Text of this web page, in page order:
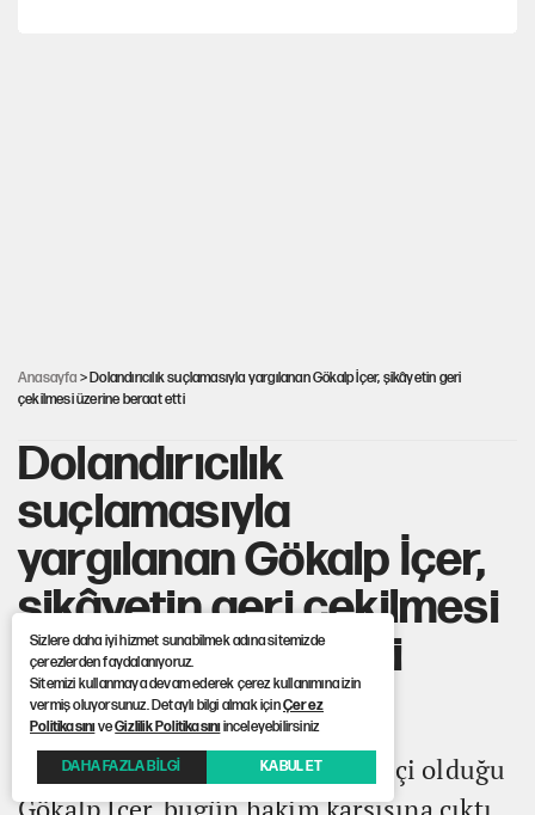
Anasayfa > Dolandırıcılık suçlamasıyla yargılanan Gökalp İçer, şikâyetin geri
çekilmesi üzerine beraat etti
Dolandırıcılık
suçlamasıyla
yargılanan Gökalp İçer,
şikâyetin geri çekilmesi
üzerine beraat etti
Azerbaycanlı üç diplomatın
dolandırıcılıkla suçlayıp şikâyetçi olduğu
Gökalp İçer, bugün hakim karşısına çıktı.
Sizlere daha iyi hizmet sunabilmek adına sitemizde
çerezlerden faydalanıyoruz.
Sitemizi kullanmaya devam ederek çerez kullanımına izin
vermiş oluyorsunuz. Detaylı bilgi almak içinÇerez
PolitikasınıveGizlilik Politikasınıinceleyebilirsiniz
DAHA FAZLA BİLGİ KABUL ET